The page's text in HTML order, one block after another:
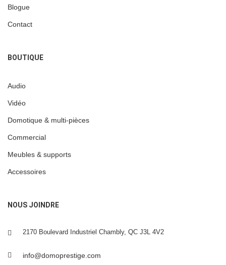
Blogue
Contact
BOUTIQUE
Audio
Vidéo
Domotique & multi-pièces
Commercial
Meubles & supports
Accessoires
NOUS JOINDRE
2170 Boulevard Industriel Chambly, QC J3L 4V2
info@domoprestige.com